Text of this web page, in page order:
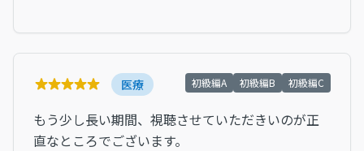
医療 初級編A 初級編B 初級編C
もう少し長い期間、視聴させていただきいのが正
直なところでございます。